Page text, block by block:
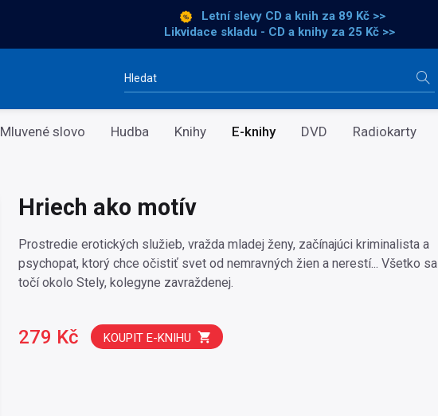
Letní slevy CD a knih za 89 Kč >>
Likvidace skladu - CD a knihy za 25 Kč >>
Vyhledávání
Mluvené slovo Hudba Knihy E-knihy DVD Radiokarty
Hriech ako motív
Prostredie erotických služieb, vražda mladej ženy, začínajúci kriminalista a
psychopat, ktorý chce očistiť svet od nemravných žien a nerestí... Všetko sa
točí okolo Stely, kolegyne zavraždenej.
279 Kč KOUPIT E-KNIHU